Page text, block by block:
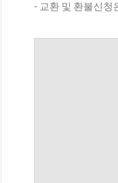
- 교환 및 환불신청